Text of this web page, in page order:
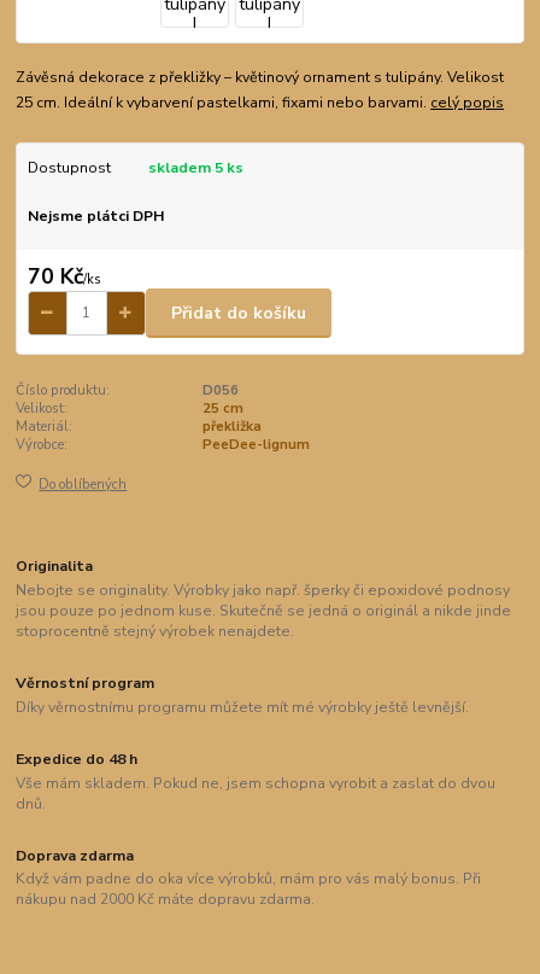
Závěsná dekorace z překližky – květinový ornament s tulipány. Velikost
25 cm. Ideální k vybarvení pastelkami, fixami nebo barvami. celý popis
Dostupnost skladem 5 ks
Nejsme plátci DPH
70 Kč/ks
Přidat do košíku
Číslo produktu:
D056
Velikost:
25 cm
Materiál:
překližka
Výrobce:
PeeDee-lignum
Do oblíbených
Originalita
Nebojte se originality. Výrobky jako např. šperky či epoxidové podnosy
jsou pouze po jednom kuse. Skutečně se jedná o originál a nikde jinde
stoprocentně stejný výrobek nenajdete.
Věrnostní program
Díky věrnostnímu programu můžete mít mé výrobky ještě levnější.
Expedice do 48 h
Vše mám skladem. Pokud ne, jsem schopna vyrobit a zaslat do dvou
dnů.
Doprava zdarma
Když vám padne do oka více výrobků, mám pro vás malý bonus. Při
nákupu nad 2000 Kč máte dopravu zdarma.